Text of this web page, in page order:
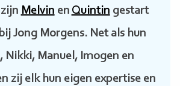
Melvin en Quintin gestart
Jong Morgens. Net als hun
Nikki, Manuel, Imogen en
zij elk hun eigen expertise en